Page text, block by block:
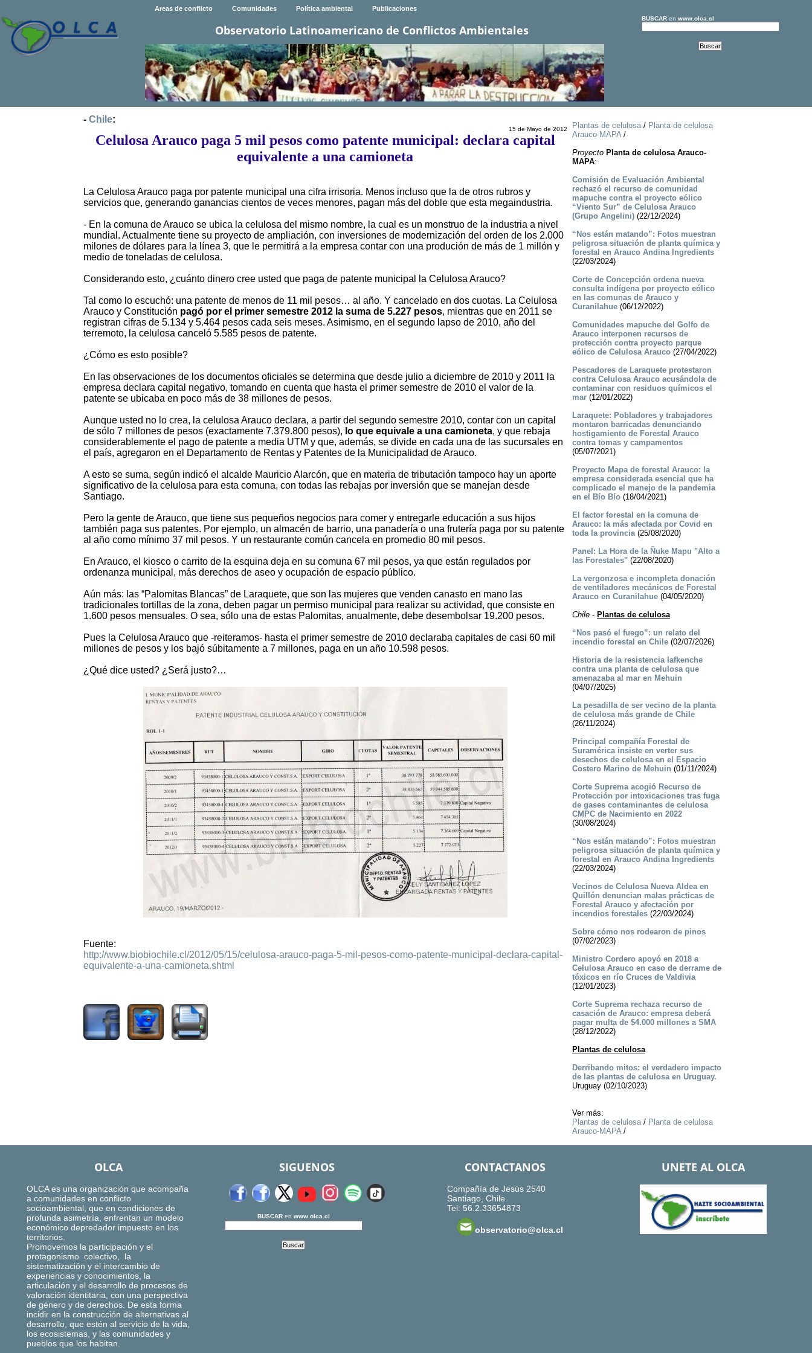
Areas de conflicto Comunidades Política ambiental Publicaciones
Observatorio Latinoamericano de Conflictos Ambientales
BUSCARen www.olca.cl
- Chile:
15 de Mayo de 2012
Celulosa Arauco paga 5 mil pesos como patente municipal: declara capital
equivalente a una camioneta
La Celulosa Arauco paga por patente municipal una cifra irrisoria. Menos incluso que la de otros rubros y
servicios que, generando ganancias cientos de veces menores, pagan más del doble que esta megaindustria.
- En la comuna de Arauco se ubica la celulosa del mismo nombre, la cual es un monstruo de la industria a nivel
mundial. Actualmente tiene su proyecto de ampliación, con inversiones de modernización del orden de los 2.000
milones de dólares para la línea 3, que le permitirá a la empresa contar con una produción de más de 1 millón y
medio de toneladas de celulosa.
Considerando esto, ¿cuánto dinero cree usted que paga de patente municipal la Celulosa Arauco?
Tal como lo escuchó: una patente de menos de 11 mil pesos… al año. Y cancelado en dos cuotas. La Celulosa
Arauco y Constitución pagó por el primer semestre 2012 la suma de 5.227 pesos, mientras que en 2011 se
registran cifras de 5.134 y 5.464 pesos cada seis meses. Asimismo, en el segundo lapso de 2010, año del
terremoto, la celulosa canceló 5.585 pesos de patente.
¿Cómo es esto posible?
En las observaciones de los documentos oficiales se determina que desde julio a diciembre de 2010 y 2011 la
empresa declara capital negativo, tomando en cuenta que hasta el primer semestre de 2010 el valor de la
patente se ubicaba en poco más de 38 millones de pesos.
Aunque usted no lo crea, la celulosa Arauco declara, a partir del segundo semestre 2010, contar con un capital
de sólo 7 millones de pesos (exactamente 7.379.800 pesos), lo que equivale a una camioneta, y que rebaja
considerablemente el pago de patente a media UTM y que, además, se divide en cada una de las sucursales en
el país, agregaron en el Departamento de Rentas y Patentes de la Municipalidad de Arauco.
A esto se suma, según indicó el alcalde Mauricio Alarcón, que en materia de tributación tampoco hay un aporte
significativo de la celulosa para esta comuna, con todas las rebajas por inversión que se manejan desde
Santiago.
Pero la gente de Arauco, que tiene sus pequeños negocios para comer y entregarle educación a sus hijos
también paga sus patentes. Por ejemplo, un almacén de barrio, una panadería o una frutería paga por su patente
al año como mínimo 37 mil pesos. Y un restaurante común cancela en promedio 80 mil pesos.
En Arauco, el kiosco o carrito de la esquina deja en su comuna 67 mil pesos, ya que están regulados por
ordenanza municipal, más derechos de aseo y ocupación de espacio público.
Aún más: las “Palomitas Blancas” de Laraquete, que son las mujeres que venden canasto en mano las
tradicionales tortillas de la zona, deben pagar un permiso municipal para realizar su actividad, que consiste en
1.600 pesos mensuales. O sea, sólo una de estas Palomitas, anualmente, debe desembolsar 19.200 pesos.
Pues la Celulosa Arauco que -reiteramos- hasta el primer semestre de 2010 declaraba capitales de casi 60 mil
millones de pesos y los bajó súbitamente a 7 millones, paga en un año 10.598 pesos.
¿Qué dice usted? ¿Será justo?…
Fuente:
http://www.biobiochile.cl/2012/05/15/celulosa-arauco-paga-5-mil-pesos-como-patente-municipal-declara-capital-
equivalente-a-una-camioneta.shtml
Plantas de celulosa/ Planta de celulosa
Arauco-MAPA/
Proyecto Planta de celulosa Arauco-
MAPA:
Comisión de Evaluación Ambiental
rechazó el recurso de comunidad
mapuche contra el proyecto eólico
“Viento Sur” de Celulosa Arauco
(Grupo Angelini)(22/12/2024)
“Nos están matando”: Fotos muestran
peligrosa situación de planta química y
forestal en Arauco Andina Ingredients
(22/03/2024)
Corte de Concepción ordena nueva
consulta indígena por proyecto eólico
en las comunas de Arauco y
Curanilahue(06/12/2022)
Comunidades mapuche del Golfo de
Arauco interponen recursos de
protección contra proyecto parque
eólico de Celulosa Arauco(27/04/2022)
Pescadores de Laraquete protestaron
contra Celulosa Arauco acusándola de
contaminar con residuos químicos el
mar(12/01/2022)
Laraquete: Pobladores y trabajadores
montaron barricadas denunciando
hostigamiento de Forestal Arauco
contra tomas y campamentos
(05/07/2021)
Proyecto Mapa de forestal Arauco: la
empresa considerada esencial que ha
complicado el manejo de la pandemia
en el Bío Bío(18/04/2021)
El factor forestal en la comuna de
Arauco: la más afectada por Covid en
toda la provincia(25/08/2020)
Panel: La Hora de la Ñuke Mapu "Alto a
las Forestales"(22/08/2020)
La vergonzosa e incompleta donación
de ventiladores mecánicos de Forestal
Arauco en Curanilahue(04/05/2020)
Chile- Plantas de celulosa
“Nos pasó el fuego”: un relato del
incendio forestal en Chile(02/07/2026)
Historia de la resistencia lafkenche
contra una planta de celulosa que
amenazaba al mar en Mehuin
(04/07/2025)
La pesadilla de ser vecino de la planta
de celulosa más grande de Chile
(26/11/2024)
Principal compañía Forestal de
Suramérica insiste en verter sus
desechos de celulosa en el Espacio
Costero Marino de Mehuin (01/11/2024)
Corte Suprema acogió Recurso de
Protección por intoxicaciones tras fuga
de gases contaminantes de celulosa
CMPC de Nacimiento en 2022
(30/08/2024)
“Nos están matando”: Fotos muestran
peligrosa situación de planta química y
forestal en Arauco Andina Ingredients
(22/03/2024)
Vecinos de Celulosa Nueva Aldea en
Quillón denuncian malas prácticas de
Forestal Arauco y afectación por
incendios forestales(22/03/2024)
Sobre cómo nos rodearon de pinos
(07/02/2023)
Ministro Cordero apoyó en 2018 a
Celulosa Arauco en caso de derrame de
tóxicos en río Cruces de Valdivia
(12/01/2023)
Corte Suprema rechaza recurso de
casación de Arauco: empresa deberá
pagar multa de $4.000 millones a SMA
(28/12/2022)
Plantas de celulosa
Derribando mitos: el verdadero impacto
de las plantas de celulosa en Uruguay.
Uruguay (02/10/2023)
Ver más:
Plantas de celulosa/ Planta de celulosa
Arauco-MAPA/
OLCA
OLCA es una organización que acompaña
a comunidades en conflicto
socioambiental, que en condiciones de
profunda asimetría, enfrentan un modelo
económico depredador impuesto en los
territorios.
Promovemos la participación y el
protagonismo colectivo, la
sistematización y el intercambio de
experiencias y conocimientos, la
articulación y el desarrollo de procesos de
valoración identitaria, con una perspectiva
de género y de derechos. De esta forma
incidir en la construcción de alternativas al
desarrollo, que estén al servicio de la vida,
los ecosistemas, y las comunidades y
pueblos que los habitan.
SIGUENOS
BUSCARen www.olca.cl
CONTACTANOS
Compañía de Jesús 2540
Santiago, Chile.
Tel: 56.2.33654873
observatorio@olca.cl
UNETE AL OLCA